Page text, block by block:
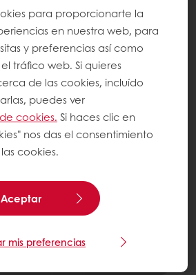
para proporcionarte la
en nuestra web, para
y preferencias así como
tráfico web. Si quieres
de las cookies, incluído
puedes ver
cookies. Si haces clic en
nos das el consentimiento
cookies.
Aceptar
mis preferencias